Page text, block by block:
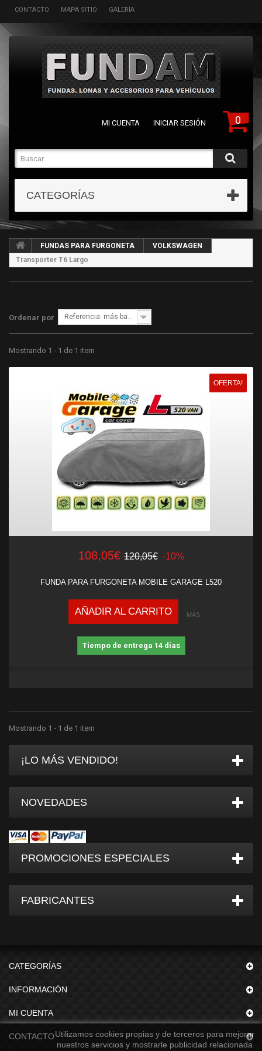
CONTACTO MAPA SITIO GALERÍA
0
MI CUENTA INICIAR SESIÓN
CATEGORÍAS
FUNDAS PARA FURGONETA
VOLKSWAGEN
Transporter T6 Largo
Ordenar por Referencia: más bajo primero
Mostrando 1 - 1 de 1 item
OFERTA!
108,05€ 120,05€ -10%
FUNDA PARA FURGONETA MOBILE GARAGE L520
AÑADIR AL CARRITO MÁS
Tiempo de entrega 14 dias
Mostrando 1 - 1 de 1 item
¡LO MÁS VENDIDO!
NOVEDADES
PROMOCIONES ESPECIALES
FABRICANTES
CATEGORÍAS
INFORMACIÓN
MI CUENTA
CONTACTOUtilizamos cookies propias y de terceros para mejorar
nuestros servicios y mostrarle publicidad relacionada